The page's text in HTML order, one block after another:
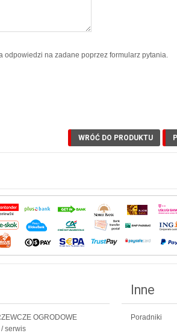
odpowiedzi na zadane poprzez formularz pytania.
WRÓĆ DO PRODUKTU
OGRODOWE
serwis
Inne
Poradniki